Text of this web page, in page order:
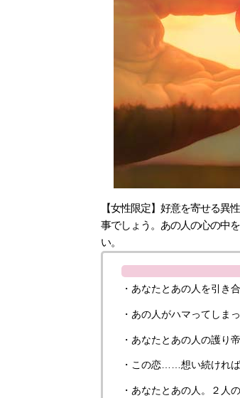
【女性限定】好意を寄せる
事でしょう。あの人の心の中
い。
・あなたとあの人を引き
・あの人がハマってしま
・あなたとあの人の護り
・この恋……想い続けれ
・あなたとあの人。２人